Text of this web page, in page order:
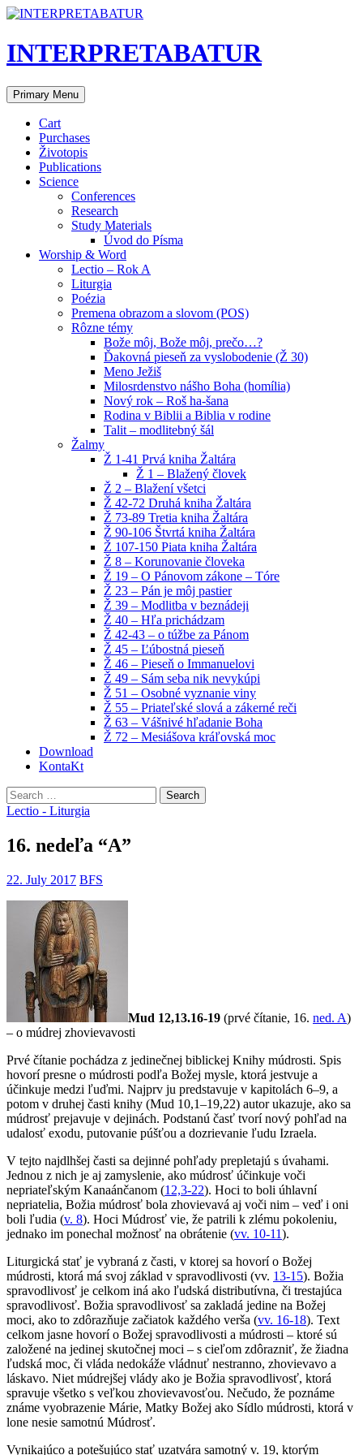
Skip
content
INTERPRETABATUR
Search
Primary Menu
Cart
Purchases
Životopis
Publications
Science
Conferences
Research
Study Materials
Úvod do Písma
Worship & Word
Lectio – Rok A
Liturgia
Poézia
Premena obrazom a slovom (POS)
Rôzne témy
Bože môj, Bože môj, prečo…?
Ďakovná pieseň za vyslobodenie (Ž 30)
Meno Ježiš
Milosrdenstvo nášho Boha (homília)
Nový rok – Roš ha-šana
Rodina v Biblii a Biblia v rodine
Talit – modlitebný šál
Žalmy
Ž 1-41 Prvá kniha Žaltára
Ž 1 – Blažený človek
Ž 2 – Blažení všetci
Ž 42-72 Druhá kniha Žaltára
Ž 73-89 Tretia kniha Žaltára
Ž 90-106 Štvrtá kniha Žaltára
Ž 107-150 Piata kniha Žaltára
Ž 8 – Korunovanie človeka
Ž 19 – O Pánovom zákone – Tóre
Ž 23 – Pán je môj pastier
Ž 39 – Modlitba v beznádeji
Ž 40 – Hľa prichádzam
Ž 42-43 – o túžbe za Pánom
Ž 45 – Ľúbostná pieseň
Ž 46 – Pieseň o Immanuelovi
Ž 49 – Sám seba nik nevykúpi
Ž 51 – Osobné vyznanie viny
Ž 55 – Priateľské slová a zákerné reči
Ž 63 – Vášnivé hľadanie Boha
Ž 72 – Mesiášova kráľovská moc
Download
KontaKt
Search
for:
Lectio - Liturgia
16. nedeľa “A”
22. July 2017 BFS
Mud 12,13.16-19 (prvé čítanie, 16. ned. A)
– o múdrej zhovievavosti
Prvé čítanie pochádza z jedinečnej biblickej Knihy múdrosti. Spis
hovorí presne o múdrosti podľa Božej mysle, ktorá jestvuje a
účinkuje medzi ľuďmi. Najprv ju predstavuje v kapitolách 6–9, a
potom v druhej časti knihy (Mud 10,1–19,22) autor ukazuje, ako sa
múdrosť prejavuje v dejinách. Podstanú časť tvorí nový pohľad na
udalosť exodu, putovanie púšťou a dozrievanie ľudu Izraela.
V tejto najdlhšej časti sa dejinné pohľady prepletajú s úvahami.
Jednou z nich je aj zamyslenie, ako múdrosť účinkuje voči
nepriateľským Kanaánčanom (12,3-22). Hoci to boli úhlavní
nepriatelia, Božia múdrosť bola zhovievavá aj voči nim – veď i oni
boli ľudia (v. 8). Hoci Múdrosť vie, že patrili k zlému pokoleniu,
jednako im ponechal možnosť na obrátenie (vv. 10-11).
Liturgická stať je vybraná z časti, v ktorej sa hovorí o Božej
múdrosti, ktorá má svoj základ v spravodlivosti (vv. 13-15). Božia
spravodlivosť je celkom iná ako ľudská distributívna, či trestajúca
spravodlivosť. Božia spravodlivosť sa zakladá jedine na Božej
moci, ako to zdôrazňuje začiatok každého verša (vv. 16-18). Text
celkom jasne hovorí o Božej spravodlivosti a múdrosti – ktoré sú
založené na jedinej skutočnej moci – s cieľom zdôrazniť, že žiadna
ľudská moc, či vláda nedokáže vládnuť nestranno, zhovievavo a
láskavo. Niet múdrejšej vlády ako je Božia spravodlivosť, ktorá
spravuje všetko s veľkou zhovievavosťou. Nečudo, že poznáme
známe vyobrazenie Márie, Matky Božej ako Sídlo múdrosti, ktorá v
lone nesie samotnú Múdrosť.
Vynikajúco a potešujúco stať uzatvára samotný v. 19, ktorým